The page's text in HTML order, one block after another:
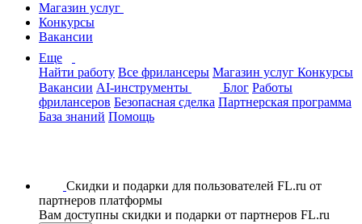
Магазин услуг
Конкурсы
Вакансии
Еще
Найти работу Все фрилансеры Магазин услуг Конкурсы
Вакансии AI-инструменты Блог Работы
фрилансеров Безопасная сделка Партнерская программа
База знаний Помощь
Скидки и подарки для пользователей FL.ru от
партнеров платформы
Вам доступны скидки и подарки от партнеров FL.ru